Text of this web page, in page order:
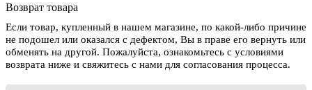
Возврат товара
Если товар, купленный в нашем магазине, по какой-либо причине
не подошел или оказался с дефектом, Вы в праве его вернуть или
обменять на другой. Пожалуйста, ознакомьтесь с условиями
возврата ниже и свяжитесь с нами для согласования процесса.